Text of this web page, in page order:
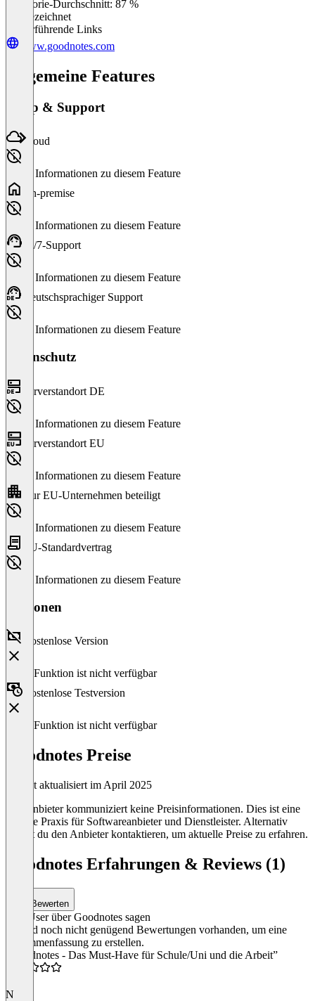
Kategorie-Durchschnitt: 87 %
Ausgezeichnet
Weiterführende Links
www.goodnotes.com
Allgemeine Features
Setup & Support
Cloud
Keine Informationen zu diesem Feature
On-premise
Keine Informationen zu diesem Feature
24/7-Support
Keine Informationen zu diesem Feature
Deutschsprachiger Support
Keine Informationen zu diesem Feature
Datenschutz
Serverstandort DE
Keine Informationen zu diesem Feature
Serverstandort EU
Keine Informationen zu diesem Feature
Nur EU-Unternehmen beteiligt
Keine Informationen zu diesem Feature
EU-Standardvertrag
Keine Informationen zu diesem Feature
Versionen
Kostenlose Version
Diese Funktion ist nicht verfügbar
Kostenlose Testversion
Diese Funktion ist nicht verfügbar
Goodnotes Preise
Zuletzt aktualisiert im April 2025
Der Anbieter kommuniziert keine Preisinformationen. Dies ist eine
übliche Praxis für Softwareanbieter und Dienstleister. Alternativ
kannst du den Anbieter kontaktieren, um aktuelle Preise zu erfahren.
Goodnotes Erfahrungen & Reviews (1)
Bewerten
Was User über Goodnotes sagen
Es sind noch nicht genügend Bewertungen vorhanden, um eine
Zusammenfassung zu erstellen.
“Goodnotes - Das Must-Have für Schule/Uni und die Arbeit”
N